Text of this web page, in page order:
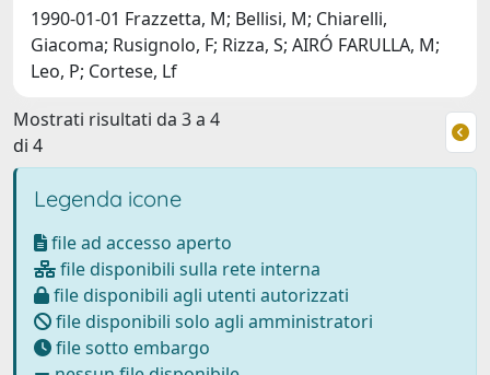
1990-01-01 Frazzetta, M; Bellisi, M; Chiarelli,
Giacoma; Rusignolo, F; Rizza, S; AIRÓ FARULLA, M;
Leo, P; Cortese, Lf
Mostrati risultati da 3 a 4
di 4
Legenda icone
file ad accesso aperto
file disponibili sulla rete interna
file disponibili agli utenti autorizzati
file disponibili solo agli amministratori
file sotto embargo